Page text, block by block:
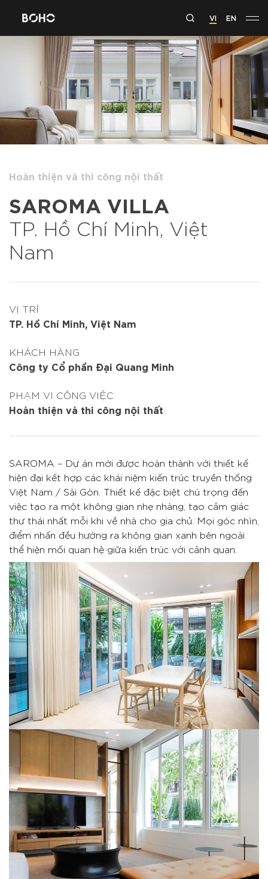
VI EN
Hoàn thiện và thi công nội thất
SAROMA VILLA
TP. Hồ Chí Minh, Việt
Nam
VỊ TRÍ
TP. Hồ Chí Minh, Việt Nam
KHÁCH HÀNG
Công ty Cổ phần Đại Quang Minh
PHẠM VI CÔNG VIỆC
Hoàn thiện và thi công nội thất
SAROMA – Dự án mới được hoàn thành với thiết kế
hiện đại kết hợp các khái niệm kiến trúc truyền thống
Việt Nam / Sài Gòn. Thiết kế đặc biệt chú trọng đến
việc tạo ra một không gian nhẹ nhàng, tạo cảm giác
thư thái nhất mỗi khi về nhà cho gia chủ. Mọi góc nhìn,
điểm nhấn đều hướng ra không gian xanh bên ngoài
thể hiện mối quan hệ giữa kiến trúc với cảnh quan.